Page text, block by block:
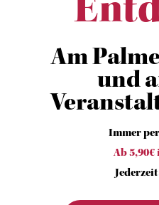
Am
und
Immer
Ab 5,90€